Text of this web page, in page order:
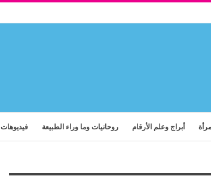
أبراج وعلم الأرقام روحانيات وما وراء الطبيعة فيديوهات